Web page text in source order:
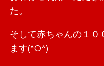
た。
そして赤ちゃんの１０
ます(^O^)